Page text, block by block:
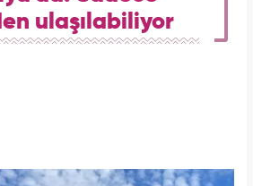
ulaşılabiliyor